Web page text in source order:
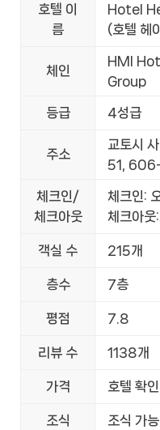
호텔 이
름
Hotel
(호텔 헤
체인
HMI
Group
등급 4성급
주소
교토시
51,
체크인/
체크아웃
체크인:
체크아
객실 수 215개
층수 7층
평점 7.8
리뷰 수 1138개
가격 호텔 확인
조식 조식 가능